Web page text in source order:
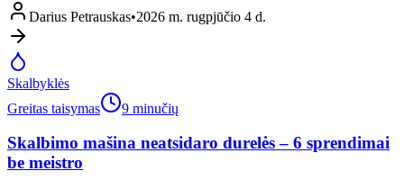
Darius Petrauskas•2026 m. rugpjūčio 4 d.
Skalbyklės
Greitas taisymas
9 minučių
Skalbimo mašina neatsidaro durelės – 6 sprendimai
be meistro